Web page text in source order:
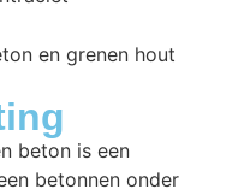
beton is een
betonnen onder